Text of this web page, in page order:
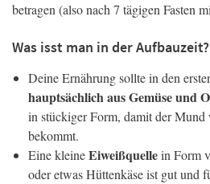
betragen (also nach 7 tägigen Fasten
Was isst man in der Aufbauzeit?
Deine Ernährung sollte in den
hauptsächlich aus Gemüse und
in stückiger Form, damit der Mund
bekommt.
Eine kleineEiweißquellein Form
oder etwas Hüttenkäse ist gut und